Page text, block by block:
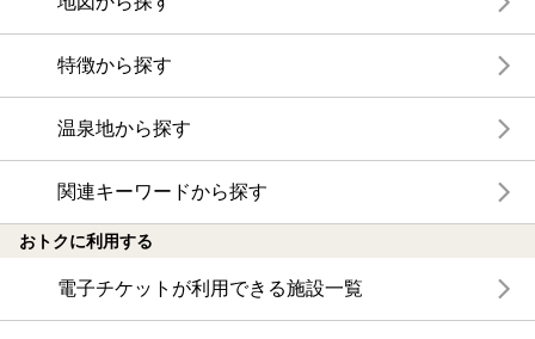
特徴から探す
温泉地から探す
関連キーワードから探す
おトクに利用する
電子チケットが利用できる施設一覧